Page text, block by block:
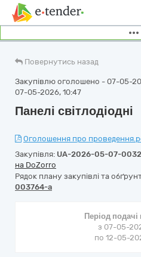
Повернутись назад
Закупівлю оголошено - 07-05-
07-05-2026, 10:47
Панелі світлодіодні
Оголошення про
Закупівля: UA-2026-05-07-
на DoZorro
Рядок плану закупівлі та
003764-a
Період
з 07-05-
по 12-05-